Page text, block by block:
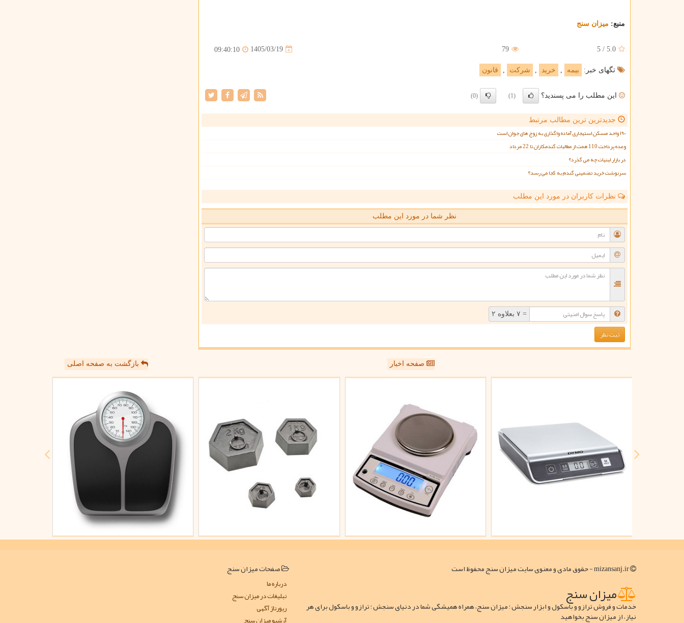
منبع: میزان سنج
5.0
/
5
79
1405/03/19
09:40:10
تگهای خبر: بیمه , خرید , شركت , قانون
این مطلب را می پسندید؟ (1)
(0)
جدیدترین ترین مطالب مرتبط
۱۹۰ واحد مسکن استیجاری آماده واگذاری به زوج های جوان است
وعده پرداخت 110 همت از مطالبات گندمکاران تا 22 مرداد
در بازار لبنیات چه می گذرد؟
سرنوشت خرید تضمینی گندم به کجا می رسد؟
نظرات کاربران در مورد این مطلب
نظر شما در مورد این مطلب
= ۷ بعلاوه ۲
صفحه اخبار بازگشت به صفحه اصلی
میزان سنج
خدمات و فروش ترازو و باسکول و ابزار سنجش ؛ میزان سنج، همراه همیشگی شما در دنیای سنجش ؛ ترازو و باسکول برای هر
نیاز، از میزان سنج بخواهید
صفحات میزان سنج
درباره ما
تبلیغات در میزان سنج
رپورتاژ آگهی